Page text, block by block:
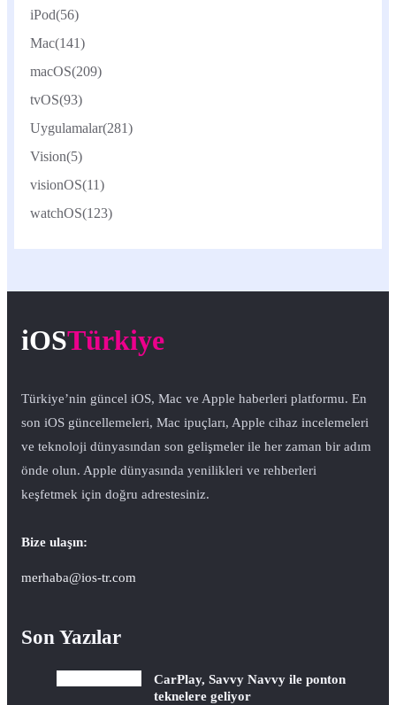
iPod(56)
Mac(141)
macOS(209)
tvOS(93)
Uygulamalar(281)
Vision(5)
visionOS(11)
watchOS(123)
iOSTürkiye
Türkiye’nin güncel iOS, Mac ve Apple haberleri platformu. En
son iOS güncellemeleri, Mac ipuçları, Apple cihaz incelemeleri
ve teknoloji dünyasından son gelişmeler ile her zaman bir adım
önde olun. Apple dünyasında yenilikleri ve rehberleri
keşfetmek için doğru adrestesiniz.
Bize ulaşın:
merhaba@ios-tr.com
Son Yazılar
CarPlay, Savvy Navvy ile ponton
teknelere geliyor